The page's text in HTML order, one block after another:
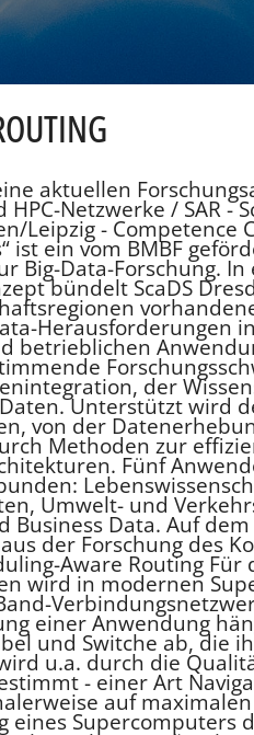
aktuellen
Netzwerke / SAR -
Leipzig - Competence
ist ein vom BMBF
Big-Data-Forschung. In
bündelt ScaDS
Herausforderungen
betrieblichen
der
Unterstützt wird
von der
Methoden zur
Fünf
Umwelt- und
Business Data. Auf
der Forschung des
Aware Routing
wird in modernen
einer Anwendung
und Switche ab, die
u.a. durch die
- einer Art
auf
eines Supercomputers